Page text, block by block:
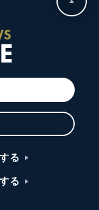
る
る